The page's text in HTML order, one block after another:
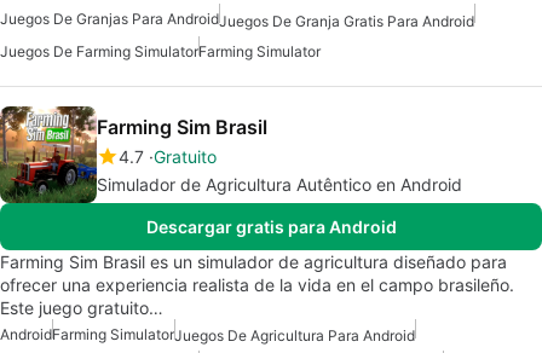
Juegos De Granjas Para AndroidJuegos De Granja Gratis Para Android
Juegos De Farming SimulatorFarming Simulator
Farming Sim Brasil
4.7 Gratuito
Simulador de Agricultura Autêntico en Android
Descargar gratis para Android
Farming Sim Brasil es un simulador de agricultura diseñado para
ofrecer una experiencia realista de la vida en el campo brasileño.
Este juego gratuito…
AndroidFarming SimulatorJuegos De Agricultura Para Android